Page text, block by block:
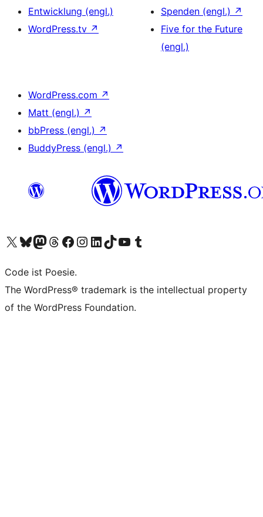
Entwicklung (engl.)
WordPress.tv ↗
Spenden (engl.) ↗
Five for the Future
(engl.)
WordPress.com ↗
Matt (engl.) ↗
bbPress (engl.) ↗
BuddyPress (engl.) ↗
Unser X-Konto (früher Twitter) besuchen
Unser Bluesky-Konto besuchen
Unser Mastodon-Konto besuchen
Unser Threads-Konto besuchen
Unsere Facebook-Seite besuchen
Unser Instagram-Konto besuchen
Unser LinkedIn-Konto besuchen
Unser TikTok-Konto besuchen
Unseren YouTube-Kanal besuchen
Unser Tumblr-Konto besuchen
Code ist Poesie.
The WordPress® trademark is the intellectual property
of the WordPress Foundation.